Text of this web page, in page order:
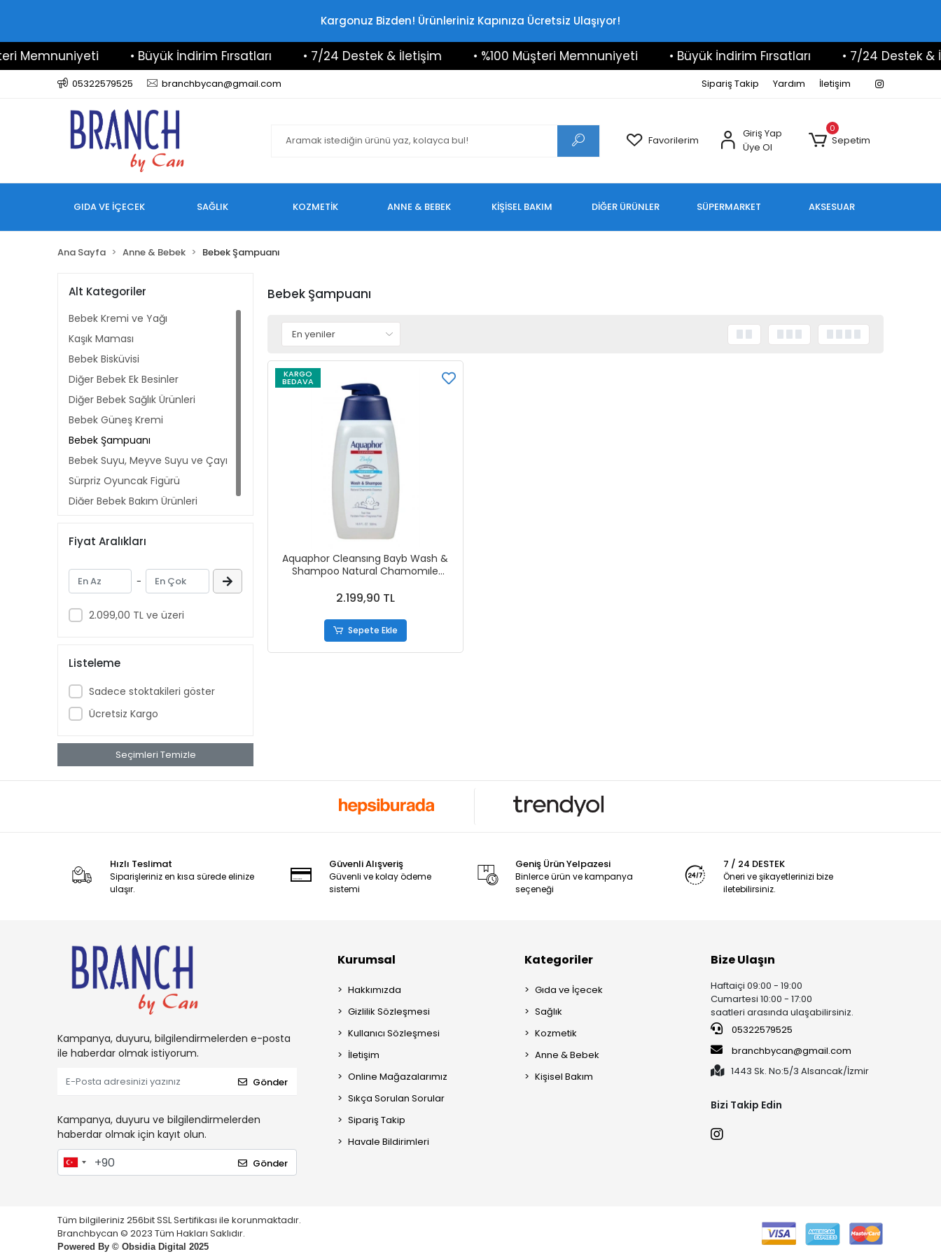
Kargonuz Bizden! Ürünleriniz Kapınıza Ücretsiz Ulaşıyor!
Memnuniyeti • Büyük İndirim Fırsatları • 7/24 Destek & İletişim • %100 Müşteri Memnuniyeti • Büyük İndirim Fırsatları • 7/24 Destek &
05322579525 branchbycan@gmail.com Sipariş Takip Yardım İletişim
Favorilerim
Giriş Yap
Üye Ol
0
Sepetim
GIDA VE İÇECEK SAĞLIK KOZMETİK ANNE & BEBEK KİŞİSEL BAKIM DİĞER ÜRÜNLER SÜPERMARKET AKSESUAR
Ana Sayfa Anne & Bebek Bebek Şampuanı
Alt Kategoriler
Bebek Kremi ve Yağı
Kaşık Maması
Bebek Bisküvisi
Diğer Bebek Ek Besinler
Diğer Bebek Sağlık Ürünleri
Bebek Güneş Kremi
Bebek Şampuanı
Bebek Suyu, Meyve Suyu ve Çayı
Sürpriz Oyuncak Figürü
Diğer Bebek Bakım Ürünleri
Fiyat Aralıkları
-
2.099,00 TL ve üzeri
Listeleme
Sadece stoktakileri göster
Ücretsiz Kargo
Seçimleri Temizle
Bebek Şampuanı
KARGO
BEDAVA
Aquaphor Cleansıng Bayb Wash &
Shampoo Natural Chamomıle
2.199,90 TL
Sepete Ekle
Hızlı Teslimat
Siparişleriniz en kısa sürede elinize
ulaşır.
Güvenli Alışveriş
Güvenli ve kolay ödeme
sistemi
Geniş Ürün Yelpazesi
Binlerce ürün ve kampanya
seçeneği
7 / 24 DESTEK
Öneri ve şikayetlerinizi bize
iletebilirsiniz.
Kampanya, duyuru, bilgilendirmelerden e-posta
ile haberdar olmak istiyorum.
Gönder
Kampanya, duyuru ve bilgilendirmelerden
haberdar olmak için kayıt olun.
Gönder
Kurumsal
Hakkımızda
Gizlilik Sözleşmesi
Kullanıcı Sözleşmesi
İletişim
Online Mağazalarımız
Sıkça Sorulan Sorular
Sipariş Takip
Havale Bildirimleri
Kategoriler
Gıda ve İçecek
Sağlık
Kozmetik
Anne & Bebek
Kişisel Bakım
Bize Ulaşın
Haftaiçi 09:00 - 19:00
Cumartesi 10:00 - 17:00
saatleri arasında ulaşabilirsiniz.
05322579525
branchbycan@gmail.com
1443 Sk. No:5/3 Alsancak/İzmir
Bizi Takip Edin
Tüm bilgileriniz 256bit SSL Sertifikası ile korunmaktadır.
Branchbycan © 2023 Tüm Hakları Saklıdır.
Powered By © Obsidia Digital 2025